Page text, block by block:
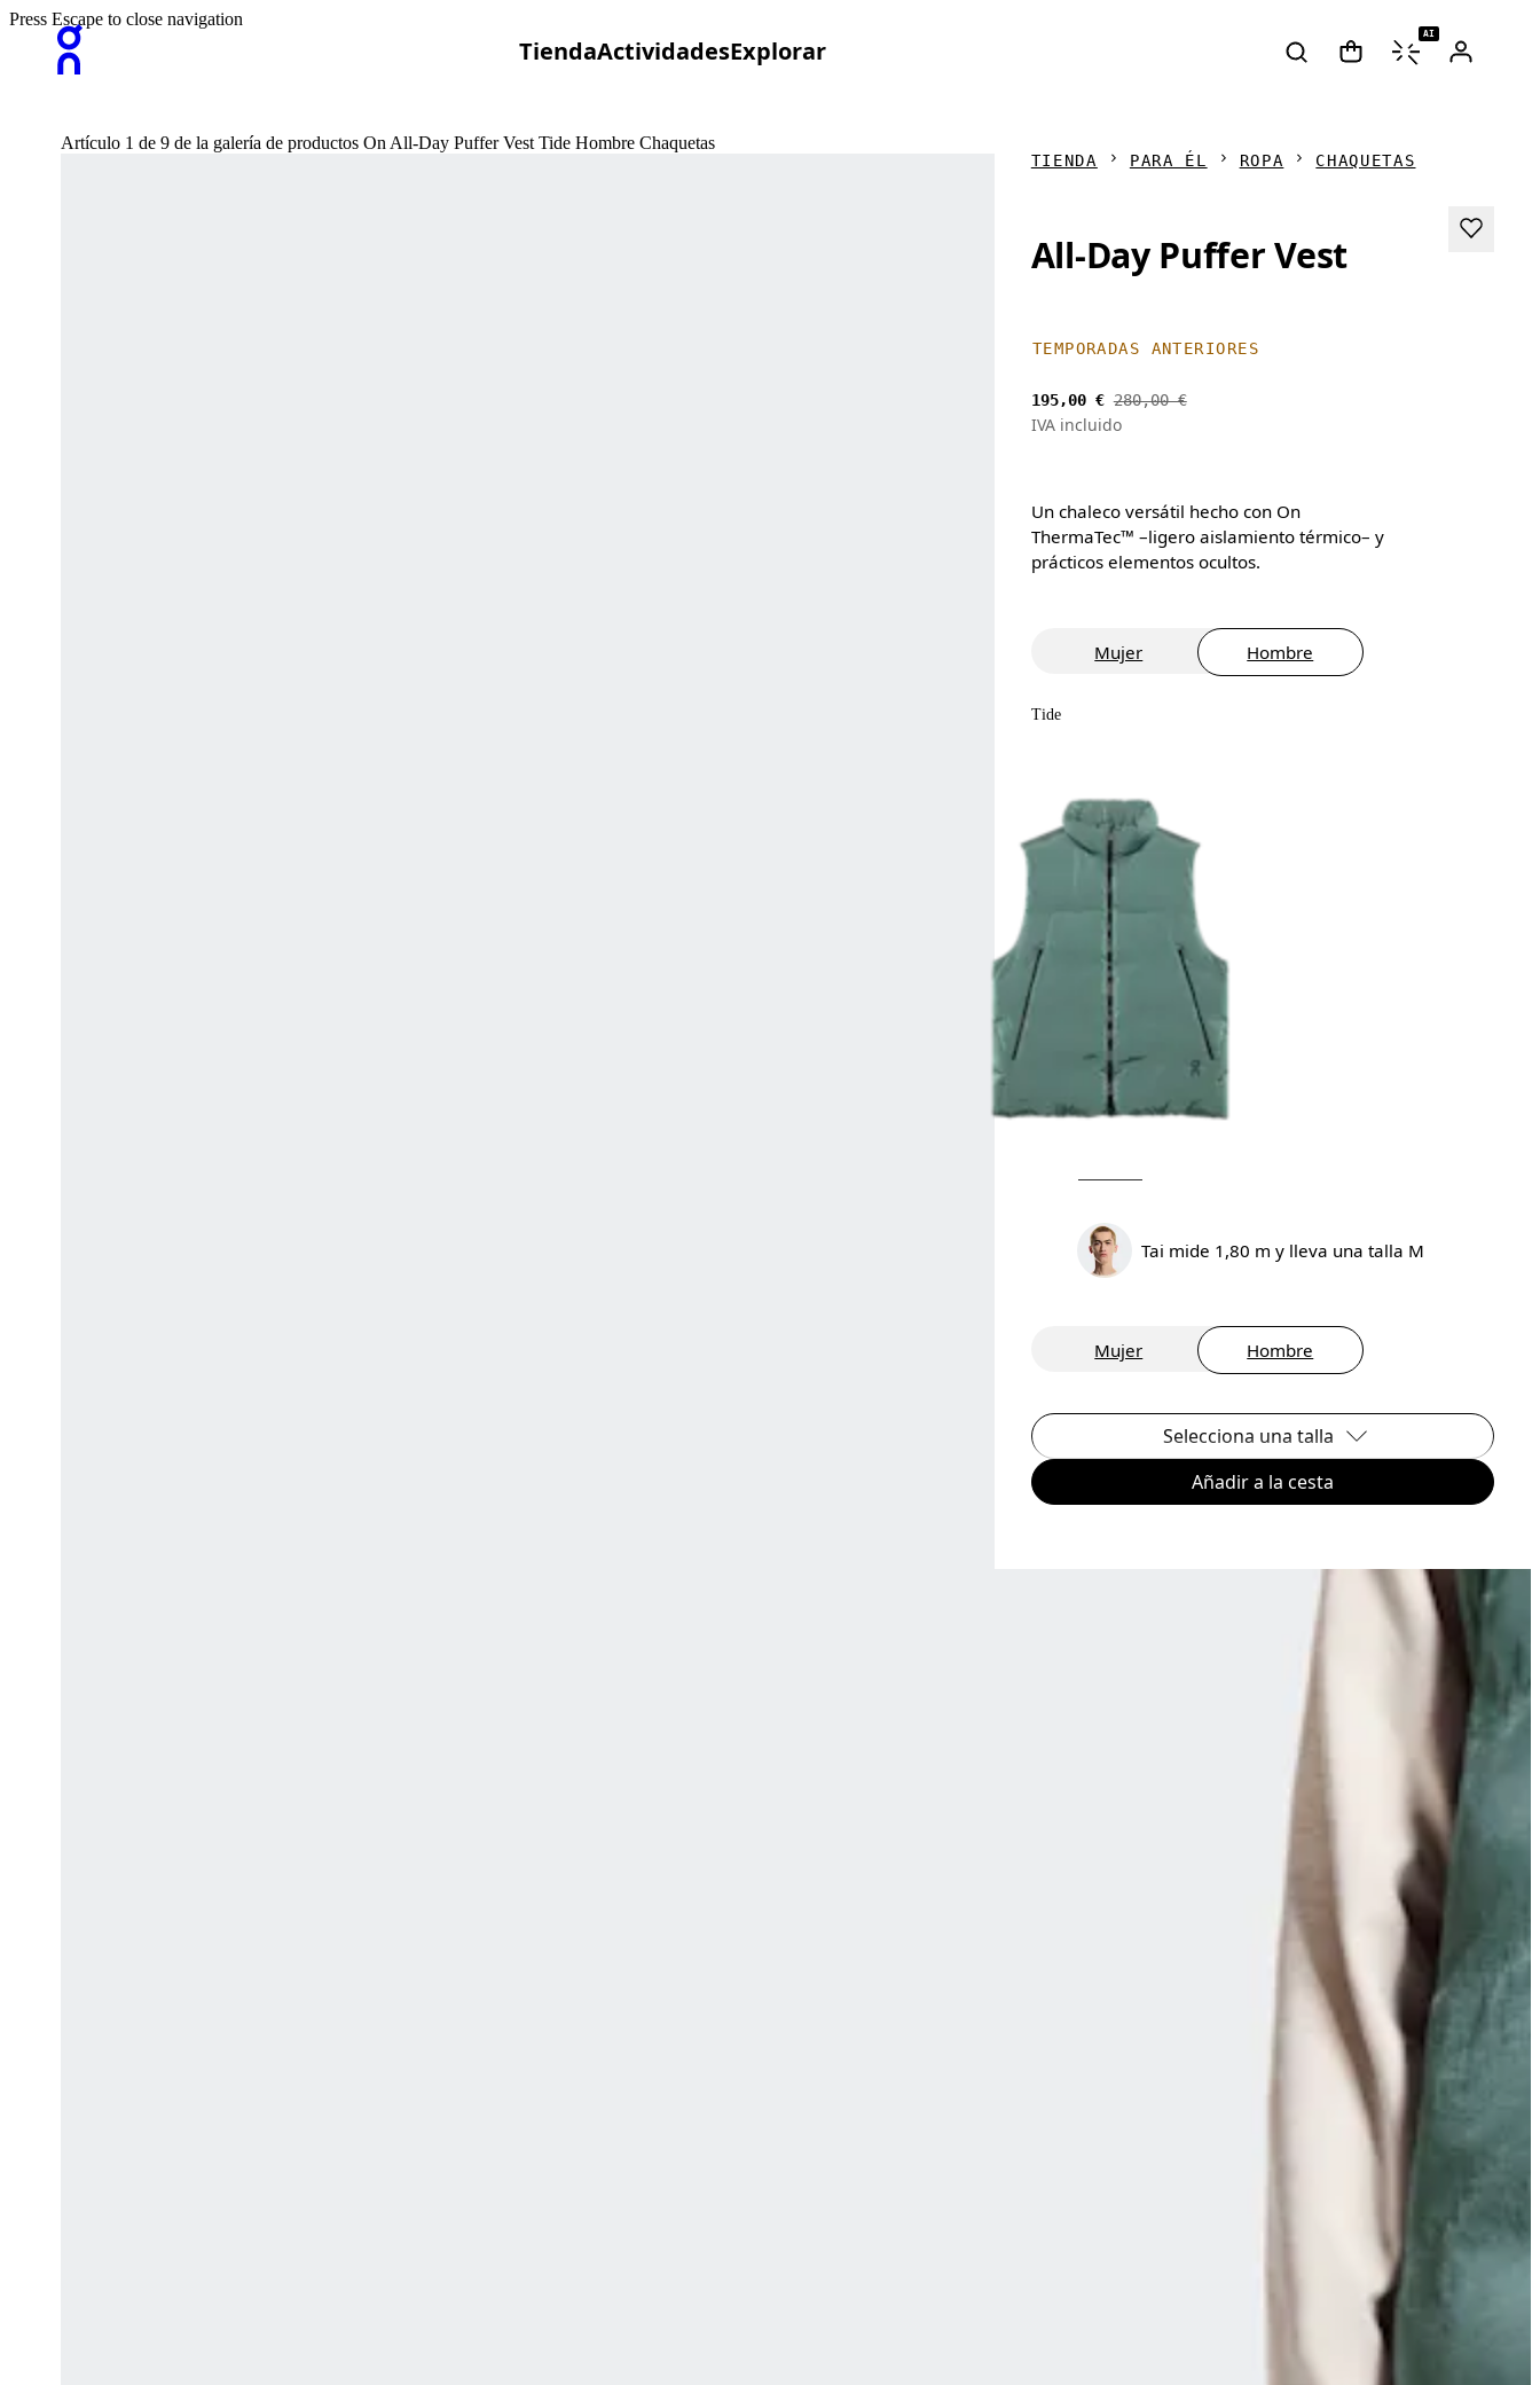
TiendaActividadesExplorar
AI
Press Escape to close navigation
Artículo 1 de 9 de la galería de productos On All-Day Puffer Vest Tide Hombre Chaquetas
TIENDA PARA ÉL ROPA CHAQUETAS
All-Day Puffer Vest
TEMPORADAS ANTERIORES
195,00 € 280,00 €
IVA incluido
Un chaleco versátil hecho con On
ThermaTec™ –ligero aislamiento térmico– y
prácticos elementos ocultos.
Mujer Hombre
Tide
Tai mide 1,80 m y lleva una talla M
Mujer Hombre
Selecciona una talla
Añadir a la cesta